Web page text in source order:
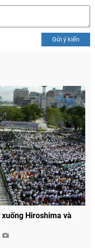
Gửi ý kiến
Hiroshima và